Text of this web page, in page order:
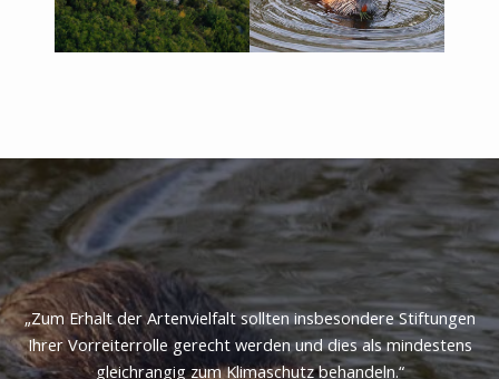
„Zum Erhalt der Artenvielfalt sollten insbesondere Stiftungen
Ihrer Vorreiterrolle gerecht werden und dies als mindestens
gleichrangig zum Klimaschutz behandeln.“